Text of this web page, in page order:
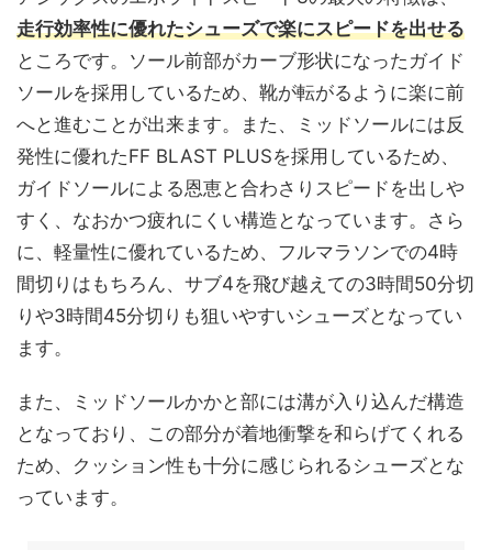
走行効率性に優れたシューズで楽にスピードを出せる
ところです。ソール前部がカーブ形状になったガイド
ソールを採用しているため、靴が転がるように楽に前
へと進むことが出来ます。また、ミッドソールには反
発性に優れたFF BLAST PLUSを採用しているため、
ガイドソールによる恩恵と合わさりスピードを出しや
すく、なおかつ疲れにくい構造となっています。さら
に、軽量性に優れているため、フルマラソンでの4時
間切りはもちろん、サブ4を飛び越えての3時間50分切
りや3時間45分切りも狙いやすいシューズとなってい
ます。
また、ミッドソールかかと部には溝が入り込んだ構造
となっており、この部分が着地衝撃を和らげてくれる
ため、クッション性も十分に感じられるシューズとな
っています。